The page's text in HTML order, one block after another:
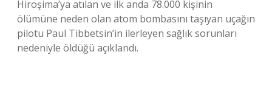
Hiroşima’ya atılan ve ilk anda 78.000 kişinin
ölümüne neden olan atom bombasını taşıyan uçağın
pilotu Paul Tibbetsin’in ilerleyen sağlık sorunları
nedeniyle öldüğü açıklandı.